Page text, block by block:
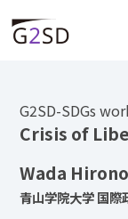
G2SD-SDGs
Crisis of
Wada
青山学院大学 国際